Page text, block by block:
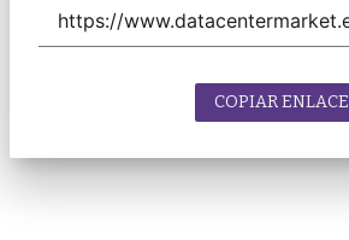
COPIAR ENLACE